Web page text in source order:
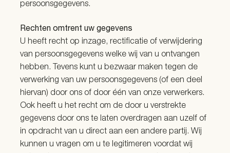
persoonsgegevens.
Rechten omtrent uw gegevens
U heeft recht op inzage, rectificatie of verwijdering
van persoonsgegevens welke wij van u ontvangen
hebben. Tevens kunt u bezwaar maken tegen de
verwerking van uw persoonsgegevens (of een deel
hiervan) door ons of door één van onze verwerkers.
Ook heeft u het recht om de door u verstrekte
gegevens door ons te laten overdragen aan uzelf of
in opdracht van u direct aan een andere partij. Wij
kunnen u vragen om u te legitimeren voordat wij